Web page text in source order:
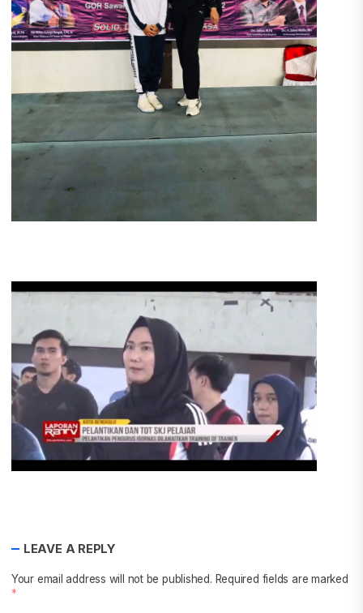
LEAVE A REPLY
Your email address will not be published. Required fields are marked
*